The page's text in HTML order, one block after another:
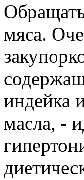
мяса.
индейка
масла, -